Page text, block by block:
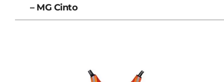
– MG Cinto